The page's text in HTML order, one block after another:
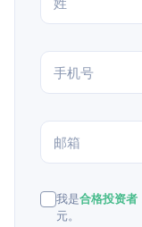
我是合格投资者
元。